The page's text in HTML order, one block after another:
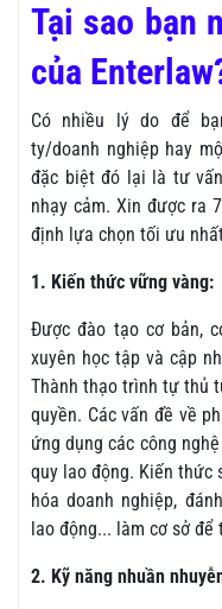
Tại sao bạn
của
Có nhiều lý do để
ty/doanh nghiệp hay
đặc biệt đó lại là tư
nhạy cảm. Xin được ra
định lựa chọn tối ưu
1. Kiến thức vững vàng:
Được đào tạo cơ bản,
xuyên học tập và cập
Thành thạo trình tự thủ
quyền. Các vấn đề về
ứng dụng các công
quy lao động. Kiến thức
hóa doanh nghiệp,
lao động... làm cơ sở để
2. Kỹ năng nhuần